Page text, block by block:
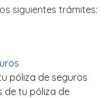
siguientes trámites:
póliza de seguros
de tu póliza de